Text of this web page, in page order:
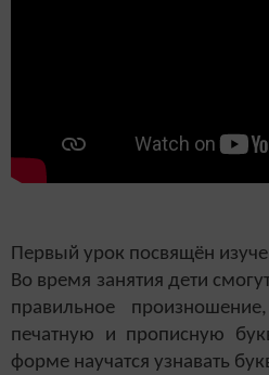
Первый урок посвящён
Во время занятия дети
правильное
печатную и прописную
форме научатся узнавать